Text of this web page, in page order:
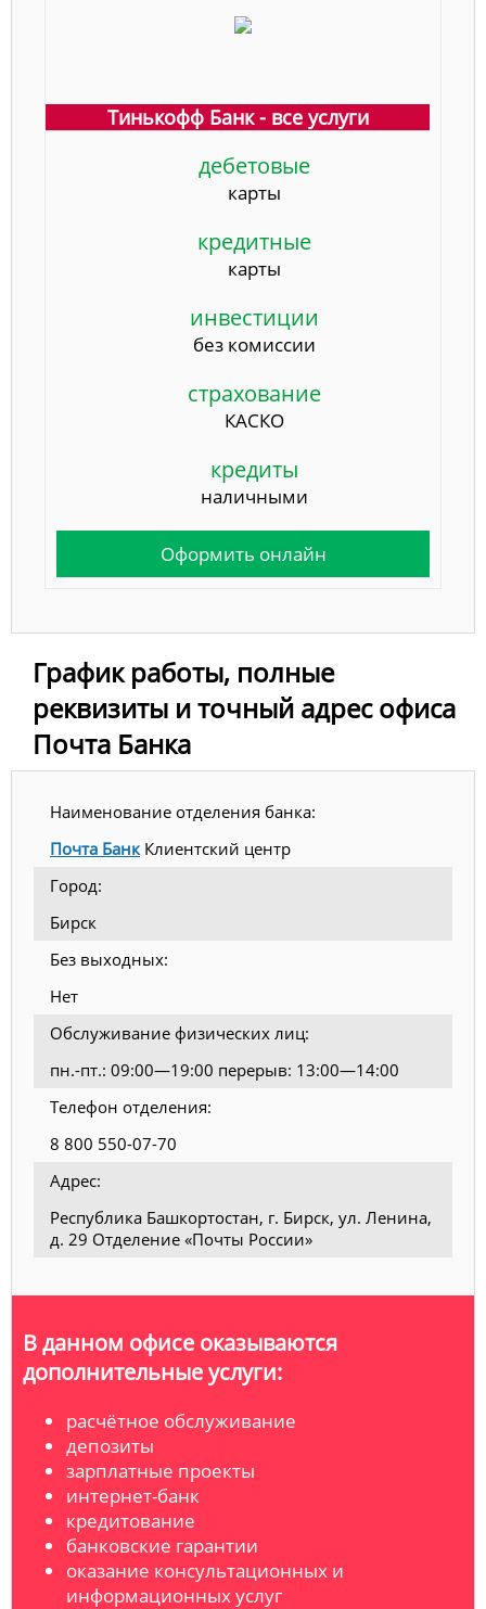
Тинькофф Банк - все услуги
дебетовые
карты
кредитные
карты
инвестиции
без комиссии
страхование
КАСКО
кредиты
наличными
Оформить онлайн
График работы, полные
реквизиты и точный адрес офиса
Почта Банка
Наименование отделения банка:
Почта БанкКлиентский центр
Город:
Бирск
Без выходных:
Нет
Обслуживание физических лиц:
пн.-пт.: 09:00—19:00 перерыв: 13:00—14:00
Телефон отделения:
8 800 550-07-70
Адрес:
Республика Башкортостан, г. Бирск, ул. Ленина,
д. 29 Отделение «Почты России»
В данном офисе оказываются
дополнительные услуги:
расчётное обслуживание
депозиты
зарплатные проекты
интернет-банк
кредитование
банковские гарантии
оказание консультационных и
информационных услуг